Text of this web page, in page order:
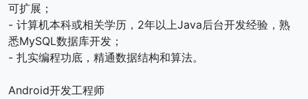
可扩展；
- 计算机本科或相关学历，2年以上Java后台开发经验，熟
悉MySQL数据库开发；
- 扎实编程功底，精通数据结构和算法。
Android开发工程师